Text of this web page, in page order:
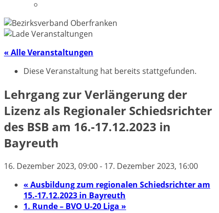
« Alle Veranstaltungen
Diese Veranstaltung hat bereits stattgefunden.
Lehrgang zur Verlängerung der
Lizenz als Regionaler Schiedsrichter
des BSB am 16.-17.12.2023 in
Bayreuth
16. Dezember 2023, 09:00- 17. Dezember 2023, 16:00
« Ausbildung zum regionalen Schiedsrichter am
15.-17.12.2023 in Bayreuth
1. Runde – BVO U-20 Liga »